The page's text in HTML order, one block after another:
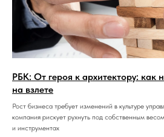
РБК: От героя к архитектору: как
на взлете
Рост бизнеса требует изменений в культуре
компания рискует рухнуть под собственным
и инструментах